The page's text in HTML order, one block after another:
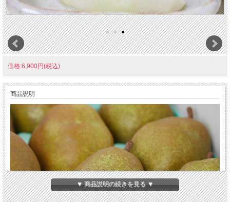
価格:6,900円(税込)
商品説明
▼ 商品説明の続きを見る ▼